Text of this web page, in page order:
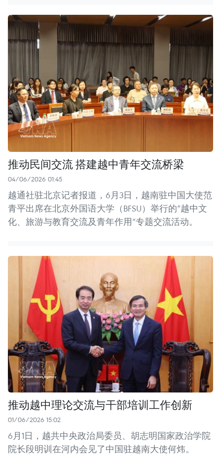
推动民间交流 搭建越中青年交流桥梁
04/06/2026 01:45
越通社驻北京记者报道，6月3日，越南驻中国大使范
青平出席在北京外国语大学（BFSU）举行的“越中文
化、旅游与教育交流及青年作用”专题交流活动。
推动越中理论交流与干部培训工作创新
01/06/2026 15:02
6月1日，越共中央政治局委员、胡志明国家政治学院
院长段明训在河内会见了中国驻越南大使何炜。